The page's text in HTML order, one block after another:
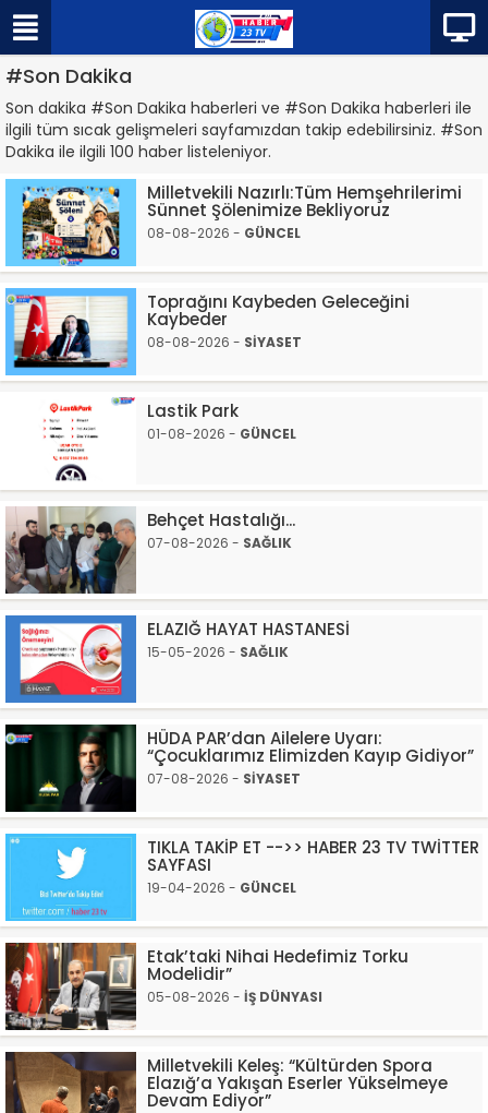
#Son Dakika
Son dakika #Son Dakika haberleri ve #Son Dakika haberleri ile
ilgili tüm sıcak gelişmeleri sayfamızdan takip edebilirsiniz. #Son
Dakika ile ilgili 100 haber listeleniyor.
Milletvekili Nazırlı:Tüm Hemşehrilerimi
Sünnet Şölenimize Bekliyoruz
08-08-2026 - GÜNCEL
Toprağını Kaybeden Geleceğini
Kaybeder
08-08-2026 - SİYASET
Lastik Park
01-08-2026 - GÜNCEL
Behçet Hastalığı...
07-08-2026 - SAĞLIK
ELAZIĞ HAYAT HASTANESİ
15-05-2026 - SAĞLIK
HÜDA PAR’dan Ailelere Uyarı:
“Çocuklarımız Elimizden Kayıp Gidiyor”
07-08-2026 - SİYASET
TIKLA TAKİP ET -->> HABER 23 TV TWİTTER
SAYFASI
19-04-2026 - GÜNCEL
Etak’taki Nihai Hedefimiz Torku
Modelidir”
05-08-2026 - İŞ DÜNYASI
Milletvekili Keleş: “Kültürden Spora
Elazığ’a Yakışan Eserler Yükselmeye
Devam Ediyor”